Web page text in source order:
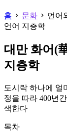
홈 문화 언어
언어 지층학
대만 화어(
지층학
도시락 하나에 얼
정을 따라 400년
색한다
목차